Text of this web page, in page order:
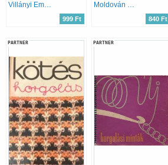
Villányi Emilné
999 Ft
Moldován K.-Fejér K.
840 Ft
PARTNER PARTNER